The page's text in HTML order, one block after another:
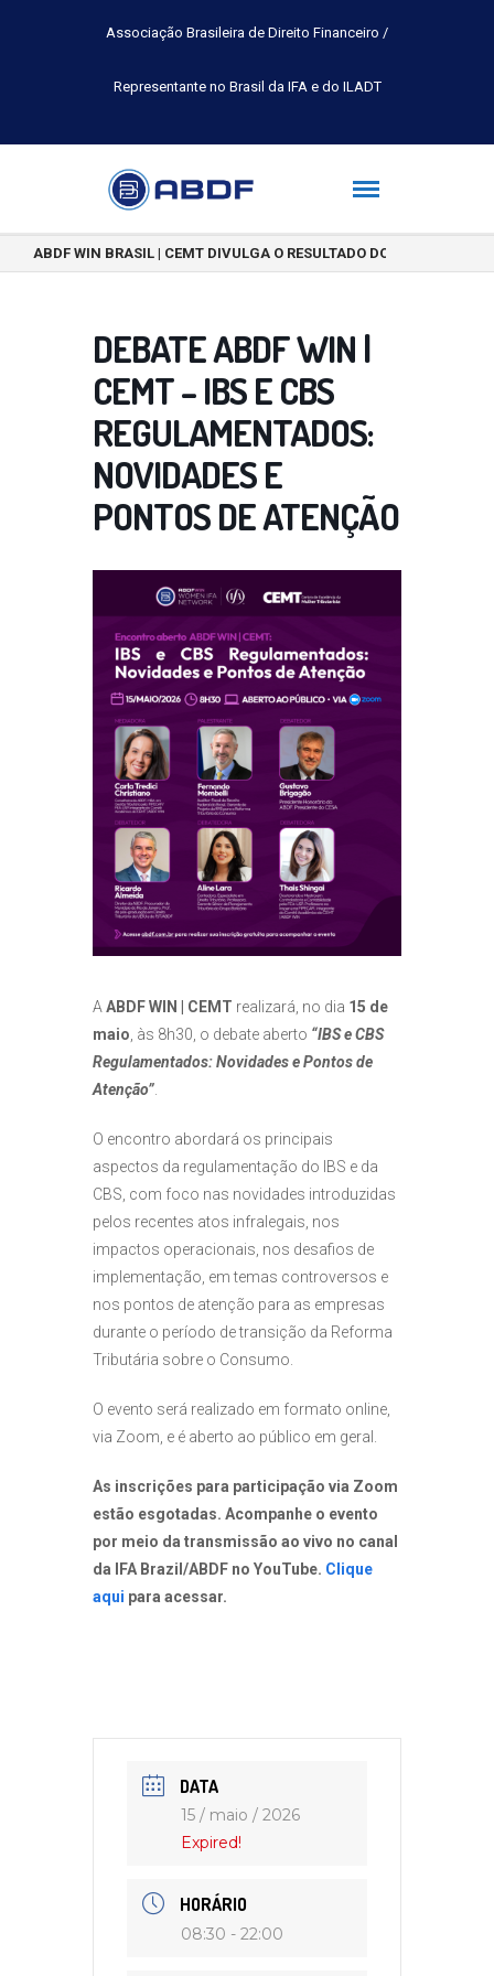
Associação Brasileira de Direito Financeiro /
Representante no Brasil da IFA e do ILADT
ABDF WIN BRASIL | CEMT DIVULGA O RESULTADO DO CONCURSO
DEBATE ABDF WIN |
CEMT – IBS E CBS
REGULAMENTADOS:
NOVIDADES E
PONTOS DE ATENÇÃO
A ABDF WIN | CEMT realizará, no dia 15 de
maio , às 8h30, o debate aberto “IBS e CBS
Regulamentados: Novidades e Pontos de
Atenção”
O encontro abordará os principais
aspectos da regulamentação do IBS e da
CBS, com foco nas novidades introduzidas
pelos recentes atos infralegais, nos
impactos operacionais, nos desafios de
implementação, em temas controversos e
nos pontos de atenção para as empresas
durante o período de transição da Reforma
Tributária sobre o Consumo.
O evento será realizado em formato online,
via Zoom, e é aberto ao público em geral.
As inscrições para participação via Zoom
estão esgotadas. Acompanhe o evento
por meio da transmissão ao vivo no canal
da IFA Brazil/ABDF no YouTube. Clique
aqui para acessar.
DATA
15 / maio / 2026
Expired!
HORÁRIO
08:30 - 22:00